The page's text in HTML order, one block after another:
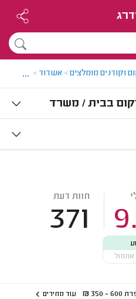
וקודנים מומלצים> אשדוד > תיקון
...
בבית / משרד
חוות דעת
371
אתמול
600 - 350
₪ עוד מחירים